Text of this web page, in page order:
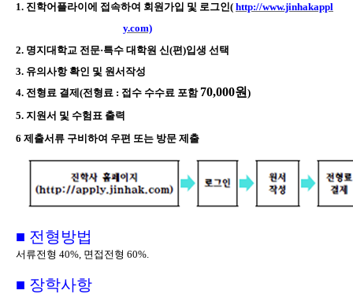
1. 진학어플라이에 접속하여 회원가입 및 로그인( http://www.jinhakappl
y.com)
2. 명지대학교 전문·특수 대학원 신(편)입생 선택
3. 유의사항 확인 및 원서작성
4. 전형료 결제 (전형료 : 접수 수수료 포함 70,000원 )
5. 지원서 및 수험표 출력
6 제출서류 구비하여 우편 또는 방문 제출
■ 전형방법
서류전형 40%, 면접전형 60%.
■ 장학사항